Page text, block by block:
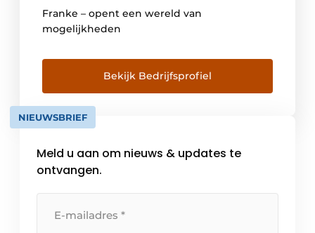
Franke – opent een wereld van
mogelijkheden
Bekijk Bedrijfsprofiel
NIEUWSBRIEF
Meld u aan om nieuws & updates te
ontvangen.